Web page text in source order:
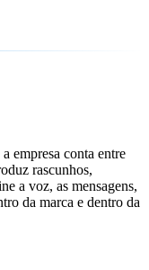
empresa conta entre
rascunhos,
a voz, as mensagens,
da marca e dentro da